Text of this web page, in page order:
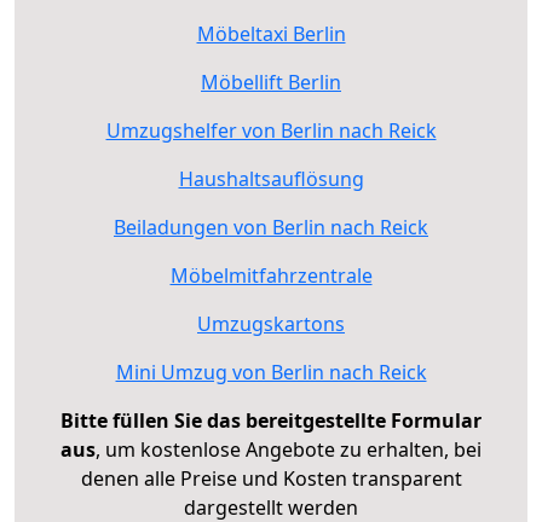
Möbeltaxi Berlin
Möbellift Berlin
Umzugshelfer von Berlin nach Reick
Haushaltsauflösung
Beiladungen von Berlin nach Reick
Möbelmitfahrzentrale
Umzugskartons
Mini Umzug von Berlin nach Reick
Bitte füllen Sie das bereitgestellte Formular
aus, um kostenlose Angebote zu erhalten, bei
denen alle Preise und Kosten transparent
dargestellt werden